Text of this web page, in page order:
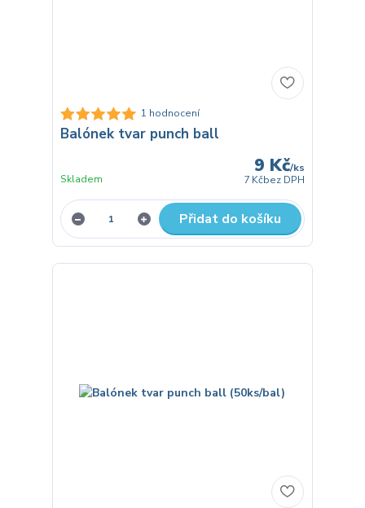
1 hodnocení
Balónek tvar punch ball
9 Kč/ks
7 Kčbez DPH
Skladem
Přidat do košíku